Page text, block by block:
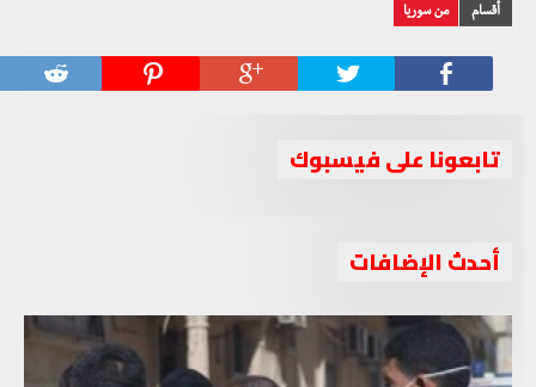
أقسام من سوريا
تابعونا على فيسبوك
أحدث الإضافات